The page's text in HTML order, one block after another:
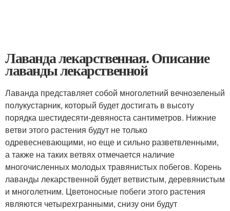
Лаванда лекарственная. Описание
лаванды лекарственной
Лаванда представляет собой многолетний вечнозеленый
полукустарник, который будет достигать в высоту
порядка шестидесяти-девяноста сантиметров. Нижние
ветви этого растения будут не только
одревесневающими, но еще и сильно разветвленными,
а также на таких ветвях отмечается наличие
многочисленных молодых травянистых побегов. Корень
лаванды лекарственной будет ветвистым, деревянистым
и многолетним. Цветоносные побеги этого растения
являются четырехгранными, снизу они будут